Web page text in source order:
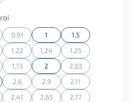
actuellement pas disponible.)
action n'est actuellement pas disponible.)
actuellement pas disponible.)
action n'est actuellement pas disponible.)
0,91
(Cette action n'est actuellement pas
1
1,5
actuellement pas disponible.)
action n'est actuellement pas disponible.)
1,22
(Cette action n'est actuellement pas
1,24
(Cette action n'est
1,25
(Cette action n'est
actuellement pas disponible.)
action n'est actuellement pas disponible.)
1,73
(Cette action n'est actuellement pas
2 2,03
(Cette action n'est
actuellement pas disponible.)
2,6
(Cette action n'est actuellement pas
2,9
(Cette action n'est
2,11
(Cette action n'est
2,41 2,65 2,77